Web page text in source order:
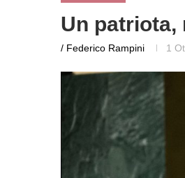
Un patriota,
/ Federico Rampini 1